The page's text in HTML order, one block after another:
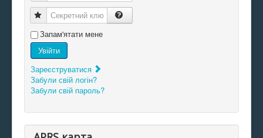
Секретний ключ
Запам'ятати мене
Увійти
Зареєструватися
Забули свій логін?
Забули свій пароль?